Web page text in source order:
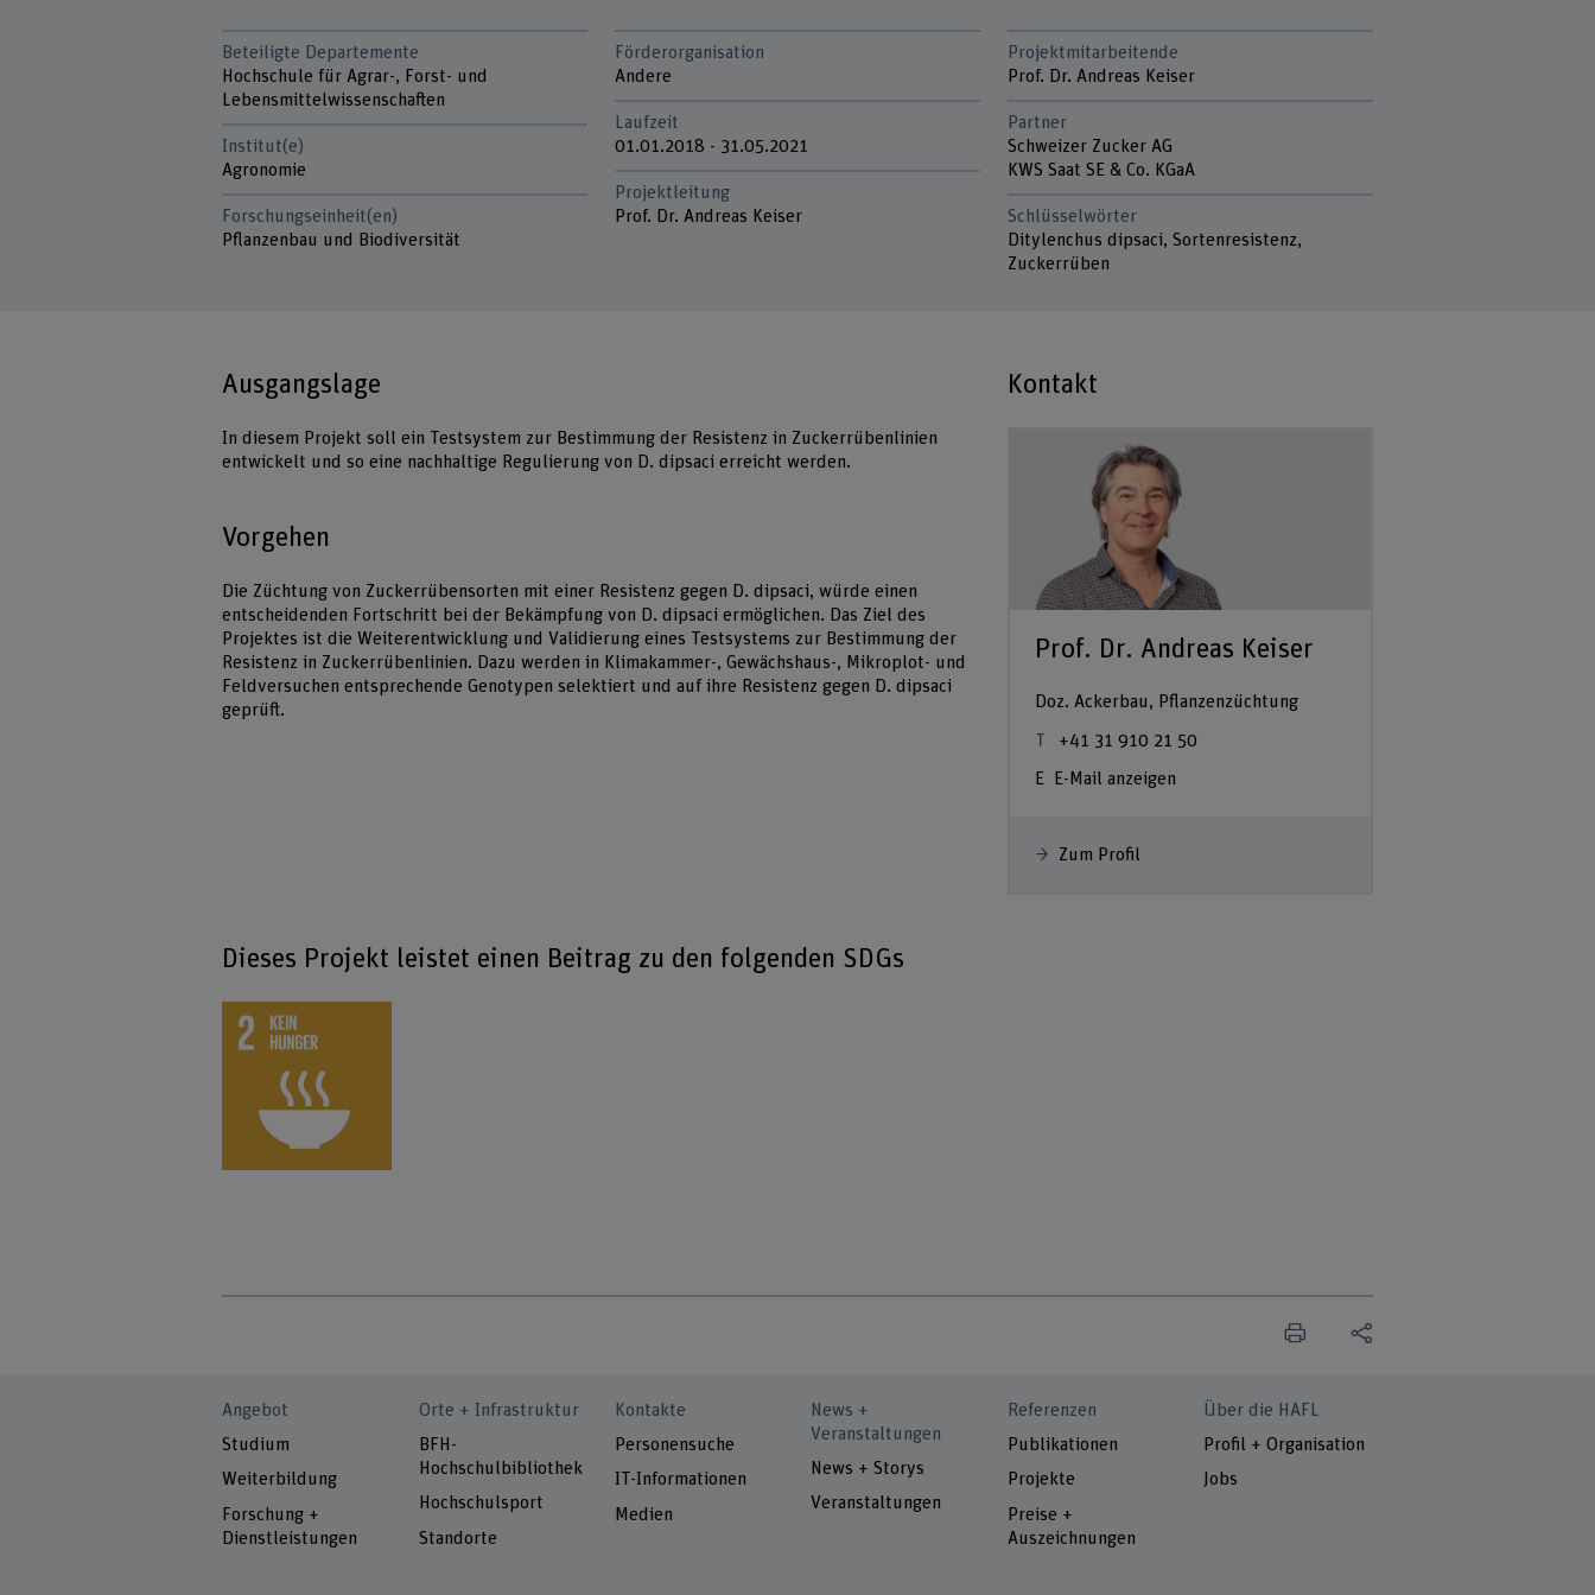
Beteiligte Departemente
Hochschule für Agrar-, Forst- und
Lebensmittelwissenschaften
Institut(e)
Agronomie
Forschungseinheit(en)
Pflanzenbau und Biodiversität
Förderorganisation
Andere
Laufzeit
01.01.2018 - 31.05.2021
Projektleitung
Prof. Dr. Andreas Keiser
Projektmitarbeitende
Prof. Dr. Andreas Keiser
Partner
Schweizer Zucker AG
KWS Saat SE & Co. KGaA
Schlüsselwörter
Ditylenchus dipsaci, Sortenresistenz,
Zuckerrüben
Ausgangslage
In diesem Projekt soll ein Testsystem zur Bestimmung der Resistenz in Zuckerrübenlinien
entwickelt und so eine nachhaltige Regulierung von D. dipsaci erreicht werden.
Vorgehen
Die Züchtung von Zuckerrübensorten mit einer Resistenz gegen D. dipsaci, würde einen
entscheidenden Fortschritt bei der Bekämpfung von D. dipsaci ermöglichen. Das Ziel des
Projektes ist die Weiterentwicklung und Validierung eines Testsystems zur Bestimmung der
Resistenz in Zuckerrübenlinien. Dazu werden in Klimakammer-, Gewächshaus-, Mikroplot- und
Feldversuchen entsprechende Genotypen selektiert und auf ihre Resistenz gegen D. dipsaci
geprüft.
Kontakt
Prof. Dr. Andreas Keiser
Doz. Ackerbau, Pflanzenzüchtung
+41 31 910 21 50
E-Mail anzeigen
Zum Profil
Dieses Projekt leistet einen Beitrag zu den folgenden SDGs
Angebot
Studium
Weiterbildung
Forschung +
Dienstleistungen
Orte + Infrastruktur
BFH-
Hochschulbibliothek
Hochschulsport
Standorte
Kontakte
Personensuche
IT-Informationen
Medien
News +
Veranstaltungen
News + Storys
Veranstaltungen
Referenzen
Publikationen
Projekte
Preise +
Auszeichnungen
Über die HAFL
Profil + Organisation
Jobs